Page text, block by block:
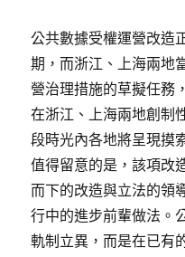
公共數據受權運營改造
期，而浙江、上海兩地
營治理措施的草擬任務
在浙江、上海兩地創制
段時光內各地將呈現摸
值得留意的是，該項改
而下的改造與立法的領
行中的進步前輩做法。
軌制立異，而是在已有